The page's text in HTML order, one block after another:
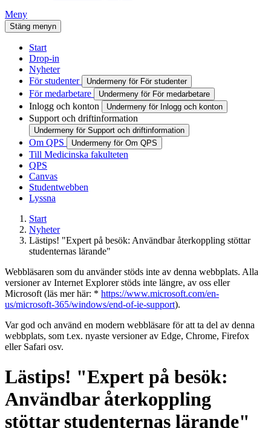
Meny
Stäng menyn
Start
Drop-in
Nyheter
För studenter
Undermeny för För studenter
För medarbetare Undermeny för För medarbetare
Inlogg och konton Undermeny för Inlogg och konton
Support och driftinformation
Undermeny för Support och driftinformation
Om QPS Undermeny för Om QPS
Till Medicinska fakulteten
QPS
Canvas
Studentwebben
Lyssna
Start
Nyheter
Lästips! "Expert på besök: Användbar återkoppling stöttar
studenternas lärande"
Webbläsaren som du använder stöds inte av denna webbplats. Alla
versioner av Internet Explorer stöds inte längre, av oss eller
Microsoft (läs mer här: * https://www.microsoft.com/en-
us/microsoft-365/windows/end-of-ie-support).
Var god och använd en modern webbläsare för att ta del av denna
webbplats, som t.ex. nyaste versioner av Edge, Chrome, Firefox
eller Safari osv.
Lästips! "Expert på besök:
Användbar återkoppling
stöttar studenternas lärande"